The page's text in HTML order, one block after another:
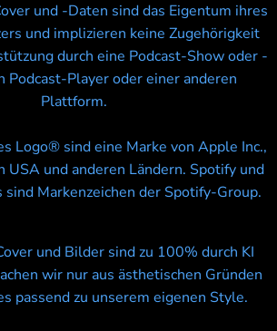
und -Daten sind das Eigentum ihres
und implizieren keine Zugehörigkeit
durch eine Podcast-Show oder -
Podcast-Player oder einer anderen
Plattform.
Logo® sind eine Marke von Apple Inc.,
USA und anderen Ländern. Spotify und
Markenzeichen der Spotify-Group.
und Bilder sind zu 100% durch KI
wir nur aus ästhetischen Gründen
passend zu unserem eigenen Style.